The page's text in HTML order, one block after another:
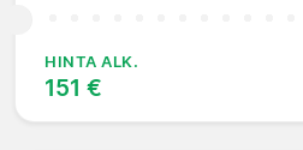
HINTA ALK.
151 €